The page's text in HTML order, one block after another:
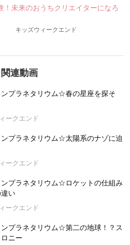
を目指すのか？
うになったの？
の模様まで見えるほど近くにある
があるのでしょうか？
！？皆でそのナゾに迫ります！
史
！未来のおうちクリエイターになろ
キッズウィークエンド
関連動画
プラネタリウム☆春の星座を探そ
ークエンド
プラネタリウム☆太陽系のナゾに迫
ークエンド
プラネタリウム☆ロケットの仕組み
い
ークエンド
プラネタリウム☆第二の地球！？ス
ニー